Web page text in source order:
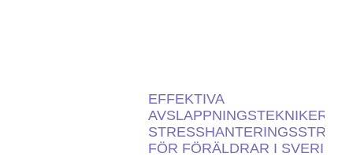
EFFEKTIVA
AVSLAPPNINGSTEKNIKER
FÖR FÖRÄLDRAR I SVERIGE